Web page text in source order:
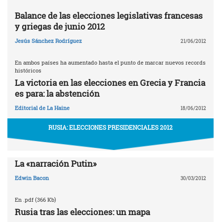
Balance de las elecciones legislativas francesas
y griegas de junio 2012
Jesús Sánchez Rodríguez 21/06/2012
En ambos países ha aumentado hasta el punto de marcar nuevos records
históricos
La victoria en las elecciones en Grecia y Francia
es para: la abstención
Editorial de La Haine 18/06/2012
RUSIA: ELECCIONES PRESIDENCIALES 2012
La «narración Putin»
Edwin Bacon 30/03/2012
En .pdf (366 Kb)
Rusia tras las elecciones: un mapa